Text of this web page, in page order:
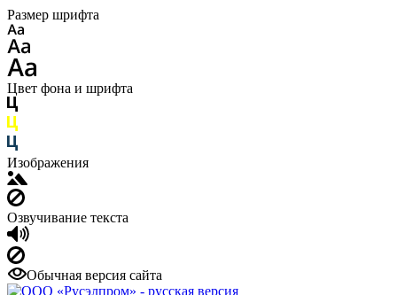
Размер шрифта
Цвет фона и шрифта
Изображения
Озвучивание текста
Обычная версия сайта